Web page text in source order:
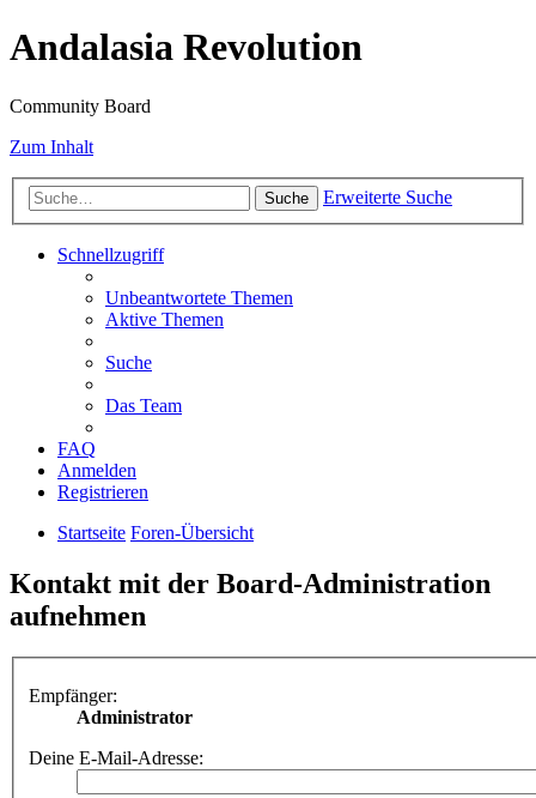
Andalasia Revolution
Community Board
Zum Inhalt
Suche Erweiterte Suche
Schnellzugriff
Unbeantwortete Themen
Aktive Themen
Suche
Das Team
FAQ
Anmelden
Registrieren
Startseite Foren-Übersicht
Kontakt mit der Board-Administration
aufnehmen
Empfänger:
Administrator
Deine E-Mail-Adresse: